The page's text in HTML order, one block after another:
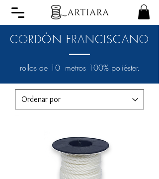
CORDÓN FRANCISCANO
rollos de 10 metros 100% poliéster.